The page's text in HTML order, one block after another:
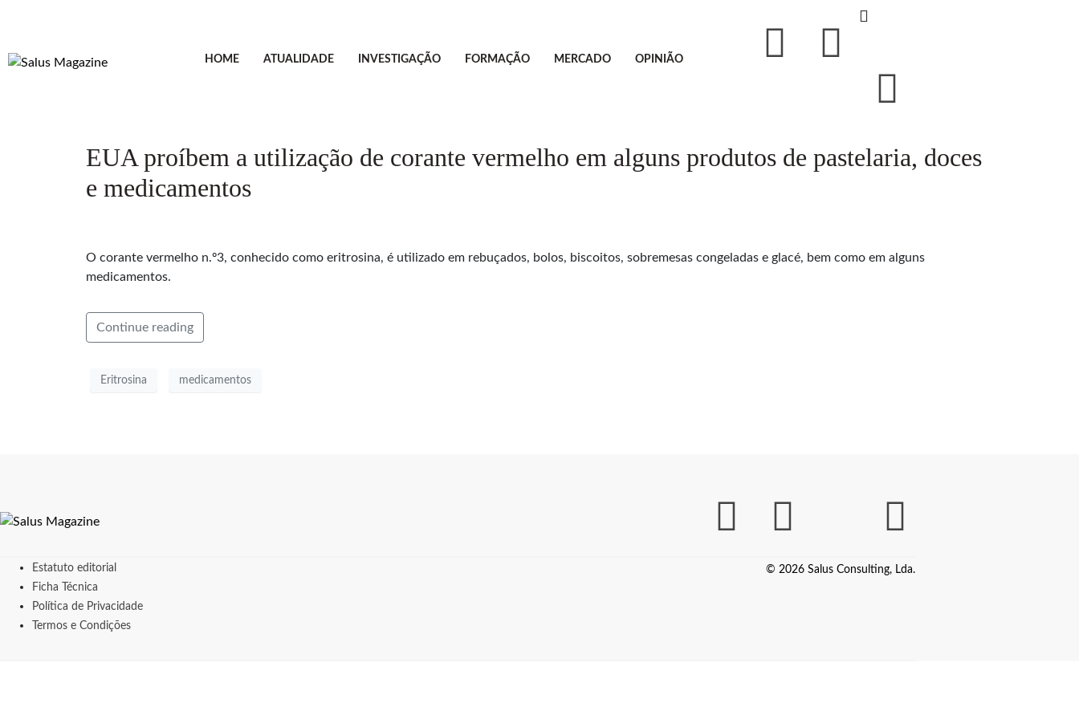
HOME ATUALIDADE INVESTIGAÇÃO FORMAÇÃO MERCADO OPINIÃO
EUA proíbem a utilização de corante vermelho em alguns produtos de pastelaria, doces
e medicamentos
O corante vermelho n.º3, conhecido como eritrosina, é utilizado em rebuçados, bolos, biscoitos, sobremesas congeladas e glacé, bem como em alguns
medicamentos.
Continue reading
Eritrosina medicamentos
Estatuto editorial
Ficha Técnica
Política de Privacidade
Termos e Condições
© 2026 Salus Consulting, Lda.